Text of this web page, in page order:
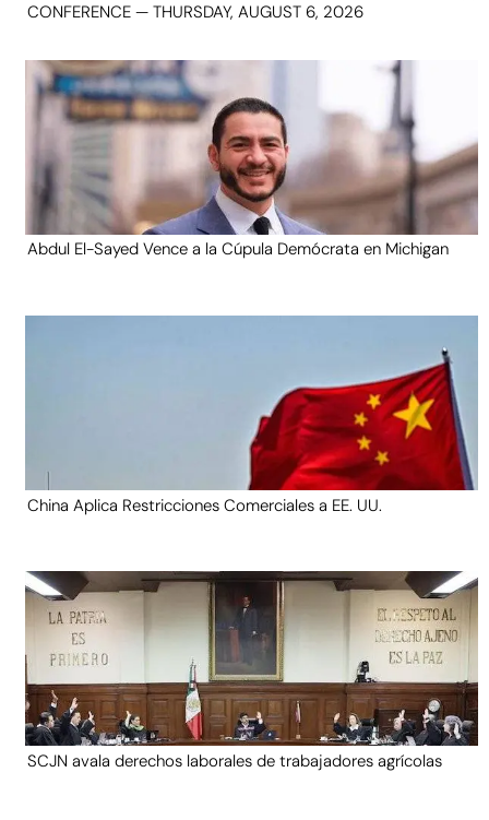
CONFERENCE — THURSDAY, AUGUST 6, 2026
Abdul El-Sayed Vence a la Cúpula Demócrata en Michigan
China Aplica Restricciones Comerciales a EE. UU.
SCJN avala derechos laborales de trabajadores agrícolas